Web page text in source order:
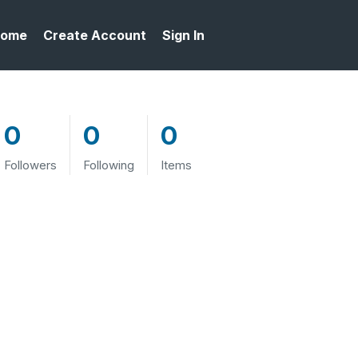
Create Account Sign In
0
Followers
0
Following
0
Items